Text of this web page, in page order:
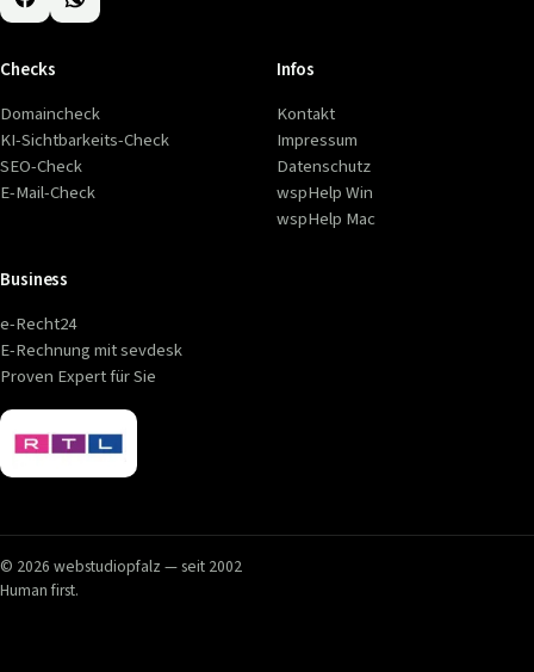
Checks
Domaincheck
KI-Sichtbarkeits-Check
SEO-Check
E-Mail-Check
Infos
Kontakt
Impressum
Datenschutz
wspHelp Win
wspHelp Mac
Business
e-Recht24
E-Rechnung mit sevdesk
Proven Expert für Sie
© 2026 webstudiopfalz — seit 2002
Human first.